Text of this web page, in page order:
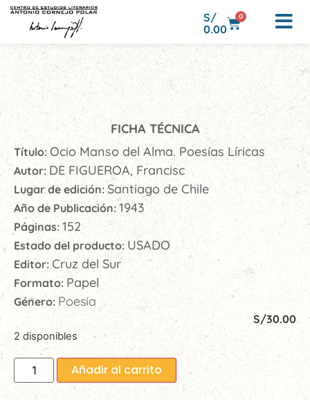
S/
0.00
0
FICHA TÉCNICA
Título: Ocio Manso del Alma. Poesías Líricas
Autor: DE FIGUEROA, Francisc
Lugar de edición: Santiago de Chile
Año de Publicación:1943
Páginas: 152
Estado del producto: USADO
Editor:Cruz del Sur
Formato: Papel
Género:Poesía
S/30.00
2 disponibles
Añadir al carrito